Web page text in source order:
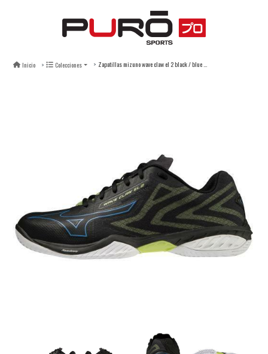
Inicio Colecciones Zapatillas mizuno wave claw el 2 black / blue / yellow